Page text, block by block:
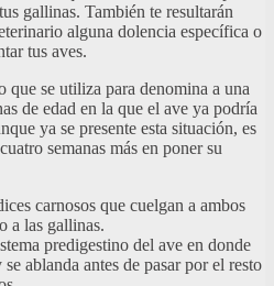
gallinas. También te resultarán
alguna dolencia específica o
tus aves.
que se utiliza para denomina a una
de edad en la que el ave ya podría
ya se presente esta situación, es
semanas más en poner su
carnosos que cuelgan a ambos
a las gallinas.
predigestino del ave en donde
ablanda antes de pasar por el resto